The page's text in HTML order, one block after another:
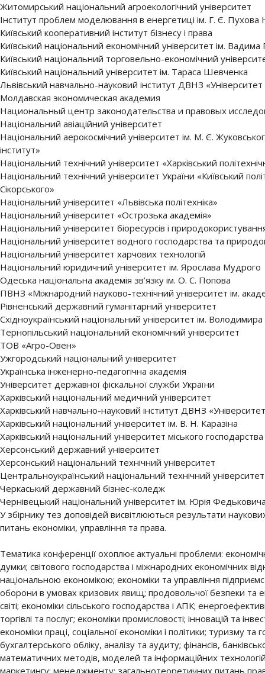
Житомирський національний агроекологічний університет
Інститут проблем моделювання в енергетиці ім. Г. Є. Пухова
Київський кооперативний інститут бізнесу і права
Київський національний економічний університет ім.
Київський національний торговельно-економічний
Київський національний університет ім. Тараса Шевченка
Львівський навчально-науковий інститут ДВНЗ «Університет
Молдавская экономическая академия
Национальный центр законодательства и правовых
Національний авіаційний університет
Національний аерокосмічний університет ім. М. Є.
інститут»
Національний технічний університет «Харківський
Національний технічний університет України «Київський
Сікорського»
Національний університет «Львівська політехніка»
Національний університет «Острозька академія»
Національний університет біоресурсів і
Національний університет водного господарства та
Національний університет харчових технологій
Національний юридичний університет ім. Ярослава Мудрого
Одеська національна академія зв’язку ім. О. С. Попова
ПВНЗ «Міжнародний науково-технічний університет ім.
Рівненський державний гуманітарний університет
Східноукраїнський національний університет ім.
Тернопільський національний економічний університет
ТОВ «Агро-Овен»
Ужгородський національний університет
Українська інженерно-педагогічна академія
Університет державної фіскальної служби України
Харківський національний медичний університет
Харківський навчально-науковий інститут ДВНЗ «Університет
Харківський національний університет ім. В. Н. Каразіна
Харківський національний університет міського
Херсонський державний університет
Херсонський національний технічний університет
Центральноукраїнський національний технічний університет
Черкаський державний бізнес-коледж
Чернівецький національний університет ім. Юрія
У збірнику тез доповідей висвітлюються результати
питань економіки, управління та права.
Тематика конференції охоплює актуальні проблеми:
думки; світового господарства і міжнародних економічних
національною економікою; економіки та управління
оборони в умовах кризових явищ; продовольчої безпеки та
світі; економіки сільського господарства і АПК;
торгівлі та послуг; економіки промисловості; інновацій та
економіки праці, соціальної економіки і політики; туризму
бухгалтерського обліку, аналізу та аудиту; фінансів,
математичних методів, моделей та інформаційних
маркетингу; менеджменту; загальнотеоретичних питань